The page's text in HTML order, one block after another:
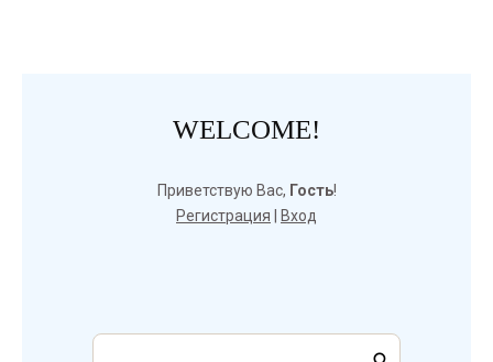
WELCOME!
Приветствую Вас, Гость!
Регистрация
Вход